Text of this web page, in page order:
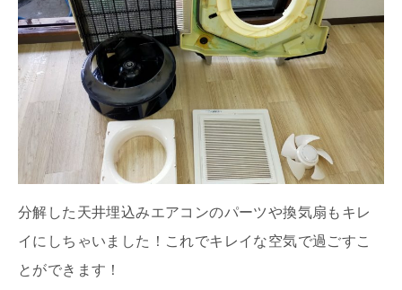
分解した天井埋込みエアコンのパーツや換気扇もキレ
イにしちゃいました！これでキレイな空気で過ごすこ
とができます！